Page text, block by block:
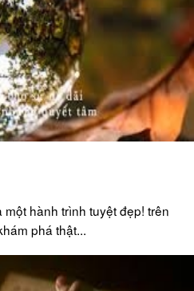
hành trình tuyệt đẹp! trên
phá thật...